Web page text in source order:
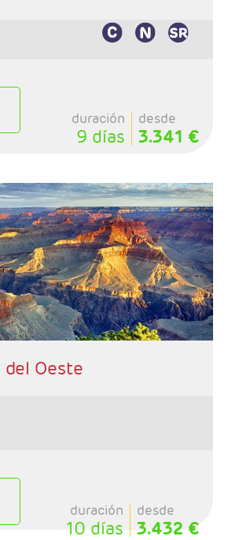
duración
9 días
desde
3.341 €
- Grand Canyon - Las Vegas -
Fresno - Yosemite - San Francisco
3*- 4*
y desayuno
Oeste
duración
10 días
desde
3.432 €